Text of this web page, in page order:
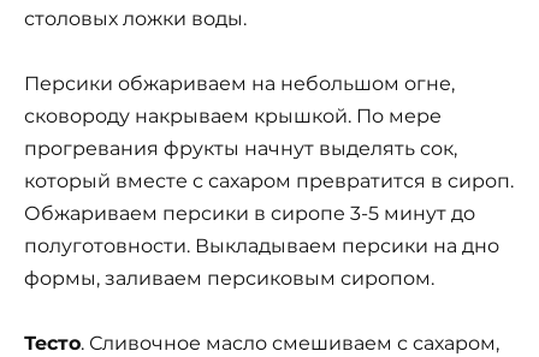
столовых ложки воды.
Персики обжариваем на небольшом огне,
сковороду накрываем крышкой. По мере
прогревания фрукты начнут выделять сок,
который вместе с сахаром превратится в сироп.
Обжариваем персики в сиропе 3-5 минут до
полуготовности. Выкладываем персики на дно
формы, заливаем персиковым сиропом.
Тесто. Сливочное масло смешиваем с сахаром,